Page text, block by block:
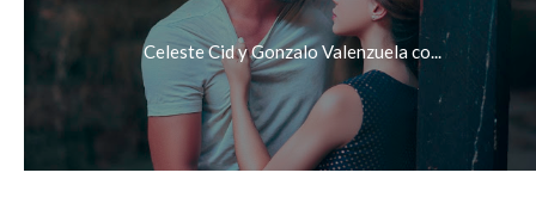
Celeste Cid y Gonzalo Valenzuela co...